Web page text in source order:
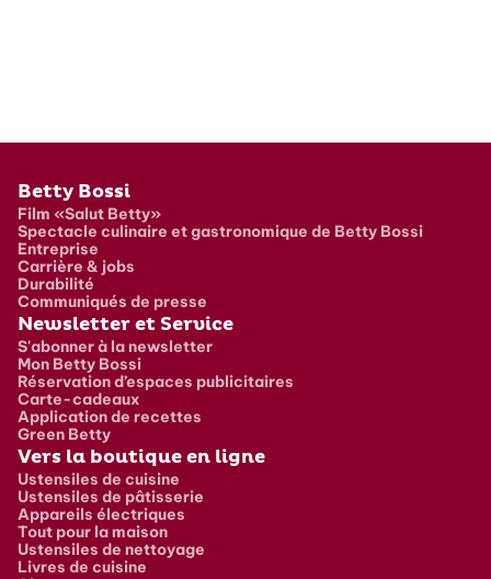
Pied de page
Betty Bossi
Film «Salut Betty»
Spectacle culinaire et gastronomique de Betty Bossi
Entreprise
Carrière & jobs
Durabilité
Communiqués de presse
Newsletter et Service
S'abonner à la newsletter
Mon Betty Bossi
Réservation d’espaces publicitaires
Carte-cadeaux
Application de recettes
Green Betty
Vers la boutique en ligne
Ustensiles de cuisine
Ustensiles de pâtisserie
Appareils électriques
Tout pour la maison
Ustensiles de nettoyage
Livres de cuisine